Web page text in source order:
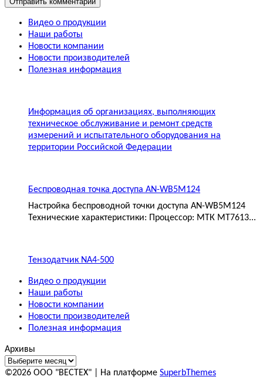
Видео о продукции
Наши работы
Новости компании
Новости производителей
Полезная информация
Информация об организациях, выполняющих
техническое обслуживание и ремонт средств
измерений и испытательного оборудования на
территории Российской Федерации
Беспроводная точка доступа AN-WB5M124
Настройка беспроводной точки доступа AN-WB5M124
Технические характеристики: Процессор: МТК MT7613...
Тензодатчик NA4-500
Видео о продукции
Наши работы
Новости компании
Новости производителей
Полезная информация
Архивы
©2026 ООО "ВЕСТЕХ" | На платформе SuperbThemes